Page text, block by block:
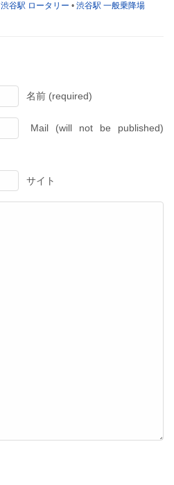
渋谷駅 ロータリー • 渋谷駅 一般乗降場
名前 (required)
Mail (will not be published)
サイト